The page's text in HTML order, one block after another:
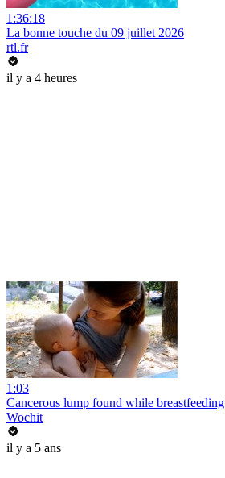
1:36:18
La bonne touche du 09 juillet 2026
rtl.fr
il y a 4 heures
1:03
Cancerous lump found while breastfeeding
Wochit
il y a 5 ans